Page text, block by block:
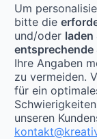
Um
bitte die
und/oder laden
entsprechende
Ihre Angaben
zu vermeiden.
für ein
unseren